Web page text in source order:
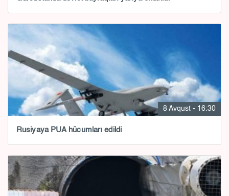
8 Avqust - 16:30
Rusiyaya PUA hücumları edildi